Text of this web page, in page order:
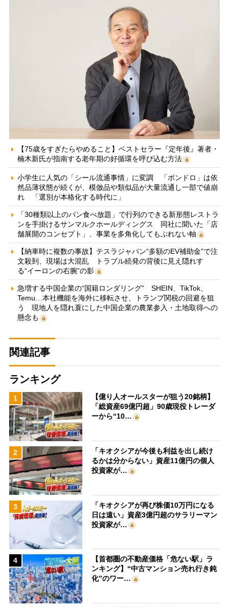
【75歳をすぎたらやめること】ベストセラー『定年後』著者・
楠木新氏が指南する老年期の好循環を呼び込む方法
小学生に人気の「シール流通事情」に変調 「ボンドロ」は依
然品薄状態が続くが、模倣品や類似品が大量流通し一部で値崩
れ 「選別が本格化する時代に」
「30種類以上のパン食べ放題」で行列のできる新形態レストラ
ンを手掛けるサンマルクホールディングス 同社に聞いた「店
舗展開のコンセプト」、事業を多角化してもぶれない軸
【納車時に複数の事故】テスラジャパン“多額のEV補助金”で注
文殺到、現場は大混乱 トラブル続発の背後に見え隠れす
る“イーロンの右腕”の影
急増する中国企業の“国籍ロンダリング” SHEIN、TikTok、
Temu…本社機能を海外に移転させ、トランプ関税の回避を狙
う 現地人を隠れ蓑にした中国企業の農業参入・土地取得への
懸念も
関連記事
ランキング
1
【億り人オールスターが狙う20銘柄】
「総資産69億円超」90歳現役トレーダ
ーから“10…
2
「キオクシアが今後も利益を出し続け
るかは分からない」資産11億円の個人
投資家が…
3
「キオクシアが再び株価10万円になる
日は遠い」資産3億円超のサラリーマン
投資家が…
4
【首都圏の不動産価格「危ない駅」ラ
ンキング】“中古マンション売れ行き鈍
化”のワー…